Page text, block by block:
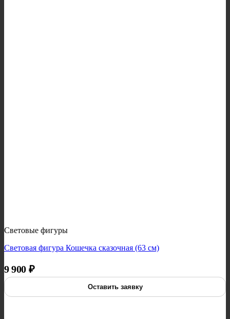
Световые фигуры
Световая фигура Кошечка сказочная (63 см)
9 900 ₽
Оставить заявку